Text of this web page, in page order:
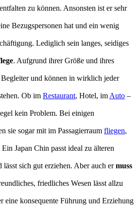
zu können. Ansonsten ist er sehr
Bezugspersonen hat und ein wenig
Lediglich sein langes, seidiges
. Aufgrund ihrer Größe und ihres
Begleiter und können in wirklich jeder
Ob im Restaurant, Hotel, im Auto –
kein Problem. Bei einigen
sie sogar mit im Passagierraum fliegen,
Japan Chin passt ideal zu älteren
sich gut erziehen. Aber auch ermuss
friedliches Wesen lässt allzu
eine konsequente Führung und Erziehung